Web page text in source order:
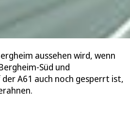
aussehen wird, wenn
Süd und
A61 auch noch gesperrt ist,